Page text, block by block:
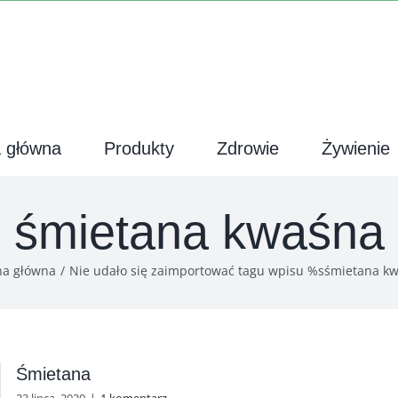
Produkty Zdrowie Żywienie
śmietana kwaśna
główna Nie udało się zaimportować tagu wpisu %sśmietana
Śmietana